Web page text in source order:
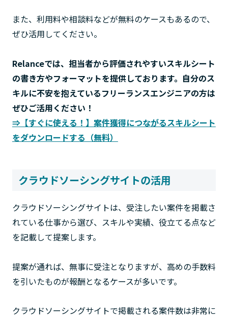
また、利用料や相談料などが無料のケースもあるので、
ぜひ活用してください。
Relanceでは、担当者から評価されやすいスキルシート
の書き方やフォーマットを提供しております。自分のス
キルに不安を抱えているフリーランスエンジニアの方は
ぜひご活用ください！
⇒【すぐに使える！】案件獲得につながるスキルシート
をダウンロードする（無料）
クラウドソーシングサイトの活用
クラウドソーシングサイトは、受注したい案件を掲載さ
れている仕事から選び、スキルや実績、役立てる点など
を記載して提案します。
提案が通れば、無事に受注となりますが、高めの手数料
を引いたものが報酬となるケースが多いです。
クラウドソーシングサイトで掲載される案件数は非常に